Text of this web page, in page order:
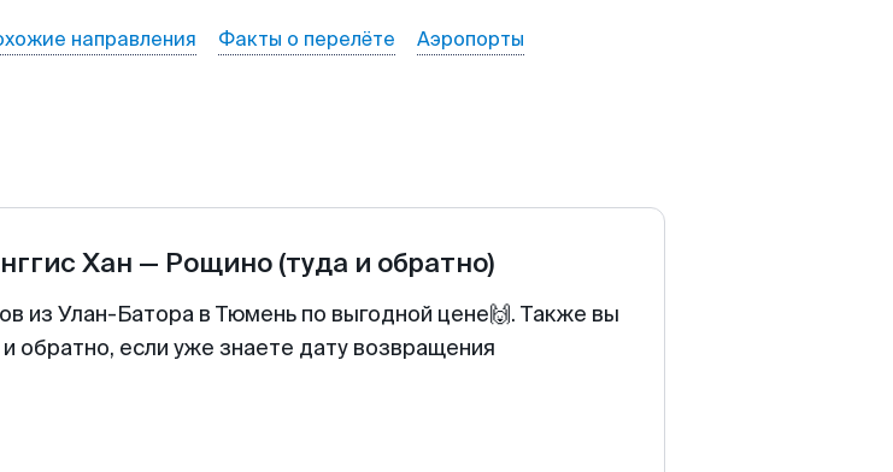
направления Факты о перелёте Аэропорты
Хан — Рощино (туда и обратно)
из Улан-Батора в Тюмень по выгодной цене🙌. Также вы
обратно, если уже знаете дату возвращения